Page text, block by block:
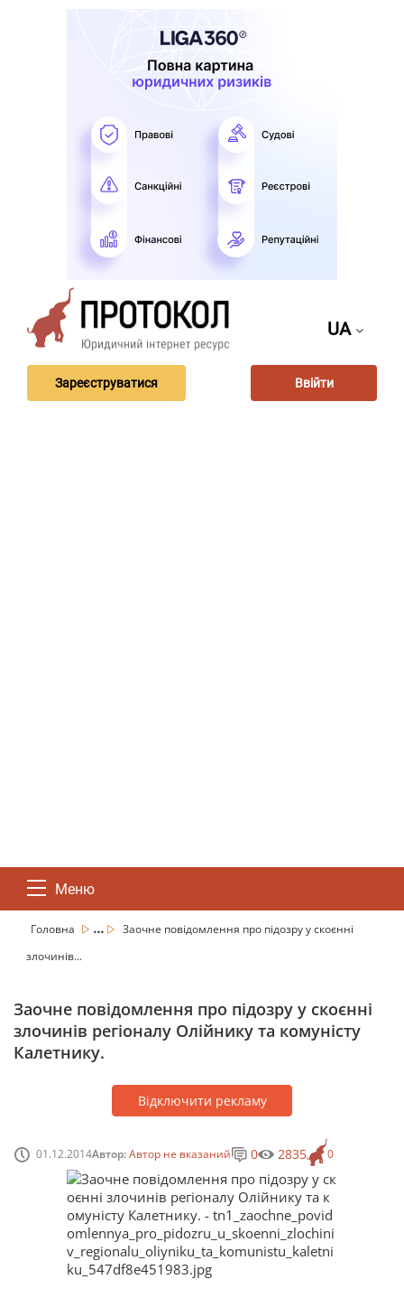
UA
Зареєструватися Ввійти
Меню
Головна ...
Заочне повідомлення про підозру у скоєнні
злочинів...
Заочне повідомлення про підозру у скоєнні
злочинів регіоналу Олійнику та комуністу
Калетнику.
Відключити рекламу
01.12.2014Автор:Автор не вказаний 0
0 2835